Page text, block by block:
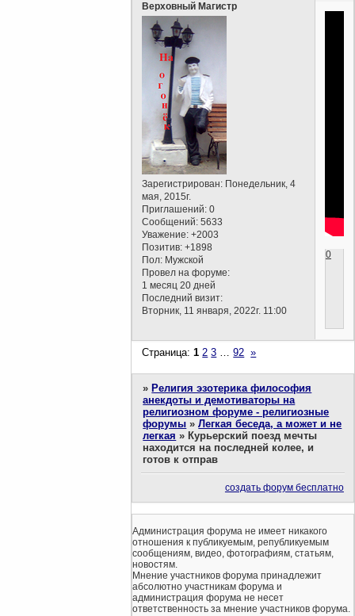
Верховный Магистр
Зарегистрирован: Понедельник, 4
мая, 2015г.
Приглашений: 0
Сообщений: 5633
Уважение: +2003
Позитив: +1898
Пол: Мужской
Провел на форуме:
1 месяц 20 дней
Последний визит:
Вторник, 11 января, 2022г. 11:00
0
Страница:1 2 3 92 »
» Религия эзотерика философия
анекдоты и демотиваторы на
религиозном форуме - религиозные
форумы »Легкая беседа, а может и не
легкая » Курьерский поезд мечты
находится на последней колее, и
готов к отправ
создать форум бесплатно
Администрация форума не имеет никакого
отношения к публикуемым, републикуемым
сообщениям, видео, фотографиям, статьям,
новостям.
Мнение участников форума принадлежит
абсолютно участникам форума и
администрация форума не несет
ответственность за мнение участников форума.